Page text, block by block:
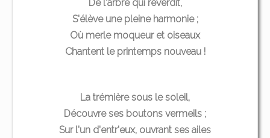
De l'arbre qui reverdit,
S'élève une pleine harmonie ;
Où merle moqueur et oiseaux
Chantent le printemps nouveau !
La trémière sous le soleil,
Découvre ses boutons vermeils ;
Sur l'un d'entr'eux, ouvrant ses ailes